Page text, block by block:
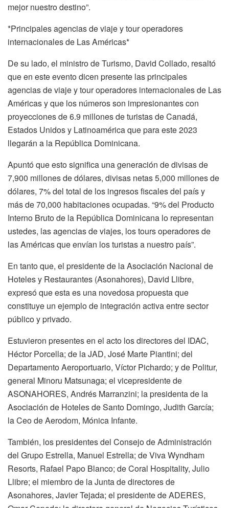
mejor nuestro destino”.
*Principales agencias de viaje y tour operadores
internacionales de Las Américas*
De su lado, el ministro de Turismo, David Collado, resaltó
que en este evento dicen presente las principales
agencias de viaje y tour operadores internacionales de Las
Américas y que los números son impresionantes con
proyecciones de 6.9 millones de turistas de Canadá,
Estados Unidos y Latinoamérica que para este 2023
llegarán a la República Dominicana.
Apuntó que esto significa una generación de divisas de
7,900 millones de dólares, divisas netas 5,000 millones de
dólares, 7% del total de los ingresos fiscales del país y
más de 70,000 habitaciones ocupadas. “9% del Producto
Interno Bruto de la República Dominicana lo representan
ustedes, las agencias de viajes, los tours operadores de
las Américas que envían los turistas a nuestro país”.
En tanto que, el presidente de la Asociación Nacional de
Hoteles y Restaurantes (Asonahores), David Llibre,
expresó que esta es una novedosa propuesta que
constituye un ejemplo de integración activa entre sector
público y privado.
Estuvieron presentes en el acto los directores del IDAC,
Héctor Porcella; de la JAD, José Marte Piantini; del
Departamento Aeroportuario, Víctor Pichardo; y de Politur,
general Minoru Matsunaga; el vicepresidente de
ASONAHORES, Andrés Marranzini; la presidenta de la
Asociación de Hoteles de Santo Domingo, Judith García;
la Ceo de Aerodom, Mónica Infante.
También, los presidentes del Consejo de Administración
del Grupo Estrella, Manuel Estrella; de Viva Wyndham
Resorts, Rafael Papo Blanco; de Coral Hospitality, Julio
Llibre; el miembro de la Junta de directores de
Asonahores, Javier Tejada; el presidente de ADERES,